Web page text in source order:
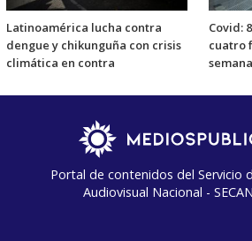
Latinoamérica lucha contra
dengue y chikunguña con crisis
climática en contra
Covid:
cuatro
Portal de contenidos del Servicio
Audiovisual Nacional -